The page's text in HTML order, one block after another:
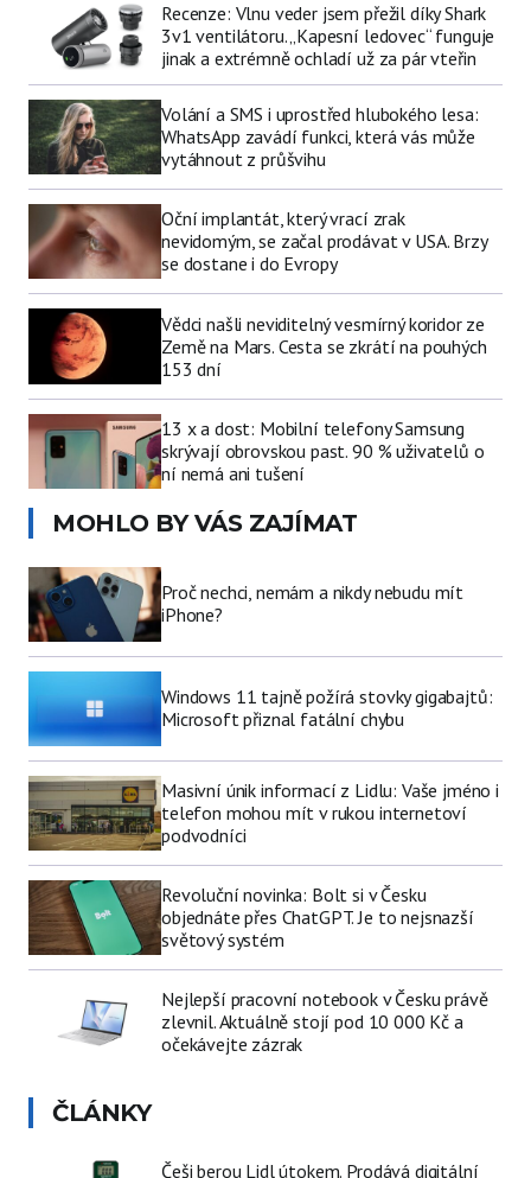
Recenze: Vlnu veder jsem přežil díky Shark
3v1 ventilátoru. „Kapesní ledovec“ funguje
jinak a extrémně ochladí už za pár vteřin
Volání a SMS i uprostřed hlubokého lesa:
WhatsApp zavádí funkci, která vás může
vytáhnout z průšvihu
Oční implantát, který vrací zrak
nevidomým, se začal prodávat v USA. Brzy
se dostane i do Evropy
Vědci našli neviditelný vesmírný koridor ze
Země na Mars. Cesta se zkrátí na pouhých
153 dní
13 x a dost: Mobilní telefony Samsung
skrývají obrovskou past. 90 % uživatelů o
ní nemá ani tušení
MOHLO BY VÁS ZAJÍMAT
Proč nechci, nemám a nikdy nebudu mít
iPhone?
Windows 11 tajně požírá stovky gigabajtů:
Microsoft přiznal fatální chybu
Masivní únik informací z Lidlu: Vaše jméno i
telefon mohou mít v rukou internetoví
podvodníci
Revoluční novinka: Bolt si v Česku
objednáte přes ChatGPT. Je to nejsnazší
světový systém
Nejlepší pracovní notebook v Česku právě
zlevnil. Aktuálně stojí pod 10 000 Kč a
očekávejte zázrak
ČLÁNKY
Češi berou Lidl útokem. Prodává digitální